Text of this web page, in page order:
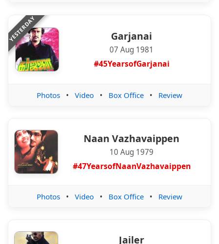
YESTERDAY Garjanai
07 Aug 1981
#45YearsofGarjanai
Photos • Video • Box Office • Review
Naan Vazhavaippen
10 Aug 1979
#47YearsofNaanVazhavaippen
Photos • Video • Box Office • Review
Jailer